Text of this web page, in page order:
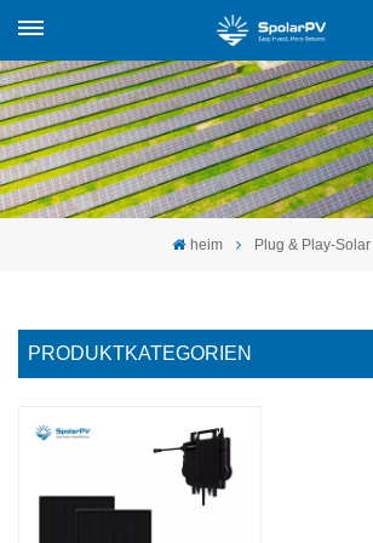
heim Plug & Play-Solar
PRODUKTKATEGORIEN